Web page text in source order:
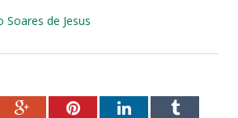
Soares de Jesus
Google+PinterestLinkedInTumblr